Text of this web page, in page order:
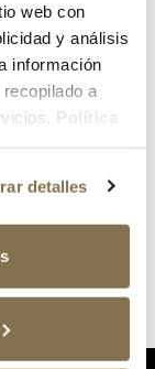
web con
y análisis
información
a
Política
detalles